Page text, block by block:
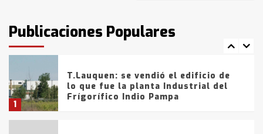
Publicaciones Populares
fueron detenidos por
comercialización de drogas en la
tarde del sábado
1
T.Lauquen: se vendió el edificio de
lo que fue la planta Industrial del
Frígorífico Indio Pampa